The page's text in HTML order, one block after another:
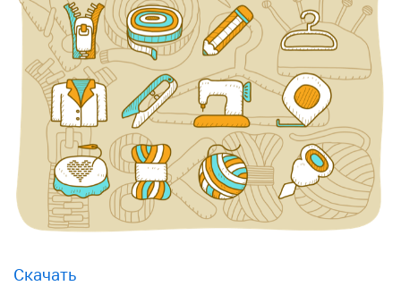
Скачать